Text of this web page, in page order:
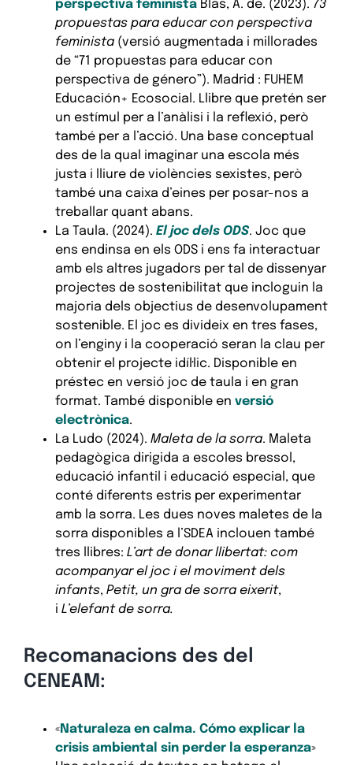
perspectiva feministaBlas, A. de. (2023). 73
propuestas para educar con perspectiva
feminista(versió augmentada i millorades
de “71 propuestas para educar con
perspectiva de género”). Madrid : FUHEM
Educación+ Ecosocial. Llibre que pretén ser
un estímul per a l’anàlisi i la reflexió, però
també per a l’acció. Una base conceptual
des de la qual imaginar una escola més
justa i lliure de violències sexistes, però
també una caixa d’eines per posar-nos a
treballar quant abans.
La Taula. (2024). El joc dels ODS. Joc que
ens endinsa en els ODS i ens fa interactuar
amb els altres jugadors per tal de dissenyar
projectes de sostenibilitat que incloguin la
majoria dels objectius de desenvolupament
sostenible. El joc es divideix en tres fases,
on l’enginy i la cooperació seran la clau per
obtenir el projecte idíl·lic. Disponible en
préstec en versió joc de taula i en gran
format. També disponible en versió
electrònica.
La Ludo (2024). Maleta de la sorra. Maleta
pedagògica dirigida a escoles bressol,
educació infantil i educació especial, que
conté diferents estris per experimentar
amb la sorra. Les dues noves maletes de la
sorra disponibles a l’SDEA inclouen també
tres llibres: L’art de donar llibertat: com
acompanyar el joc i el moviment dels
infants, Petit, un gra de sorra eixerit,
i L’elefant de sorra.
Recomanacions des del
CENEAM:
«Naturaleza en calma. Cómo explicar la
crisis ambiental sin perder la esperanza»